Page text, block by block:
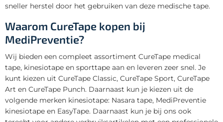
sneller herstel door het gebruiken van deze medische tape.
Waarom CureTape kopen bij
MediPreventie?
Wij bieden een compleet assortiment CureTape medical
tape, kinesiotape en sporttape aan en leveren zeer snel. Je
kunt kiezen uit CureTape Classic, CureTape Sport, CureTape
Art en CureTape Punch. Daarnaast kun je kiezen uit de
volgende merken kinesiotape: Nasara tape, MediPreventie
kinesiotape en EasyTape. Daarnaast kun je bij ons ook